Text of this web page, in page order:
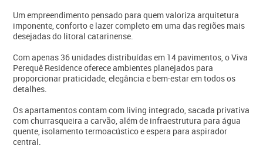
Um empreendimento pensado para quem valoriza arquitetura
imponente, conforto e lazer completo em uma das regiões mais
desejadas do litoral catarinense.
Com apenas 36 unidades distribuídas em 14 pavimentos, o Viva
Perequê Residence oferece ambientes planejados para
proporcionar praticidade, elegância e bem-estar em todos os
detalhes.
Os apartamentos contam com living integrado, sacada privativa
com churrasqueira a carvão, além de infraestrutura para água
quente, isolamento termoacústico e espera para aspirador
central.